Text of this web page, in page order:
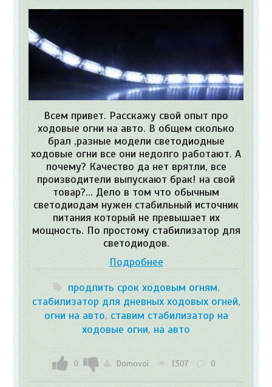
Всем привет. Расскажу свой опыт про
ходовые огни на авто. В общем сколько
брал ,разные модели светодиодные
ходовые огни все они недолго работают. А
почему? Качество да нет врятли, все
производители выпускают брак! на свой
товар?... Дело в том что обычным
светодиодам нужен стабильный источник
питания который не превышает их
мощность. По простому стабилизатор для
светодиодов.
Подробнее
продлить срок ходовым огням,
стабилизатор для дневных ходовых огней,
огни на авто, ставим стабилизатор на
ходовые огни, на авто
0 Domovoi 1307 0